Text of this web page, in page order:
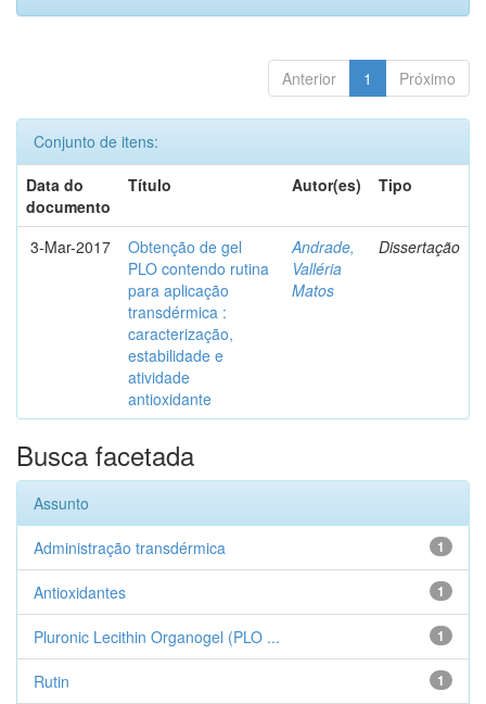
Anterior 1 Próximo
Conjunto de itens:
Data do
documento
Título Autor(es) Tipo
3-Mar-2017
Obtenção de gel
PLO contendo rutina
para aplicação
transdérmica :
caracterização,
estabilidade e
atividade
antioxidante
Andrade,
Valléria
Matos
Dissertação
Busca facetada
Assunto
1
Administração transdérmica
1
Antioxidantes
1
Pluronic Lecithin Organogel (PLO ...
1
Rutin